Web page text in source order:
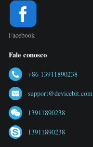
Facebook
Fale conosco
+86 13911890238
support@devicebit.com
13911890238
13911890238